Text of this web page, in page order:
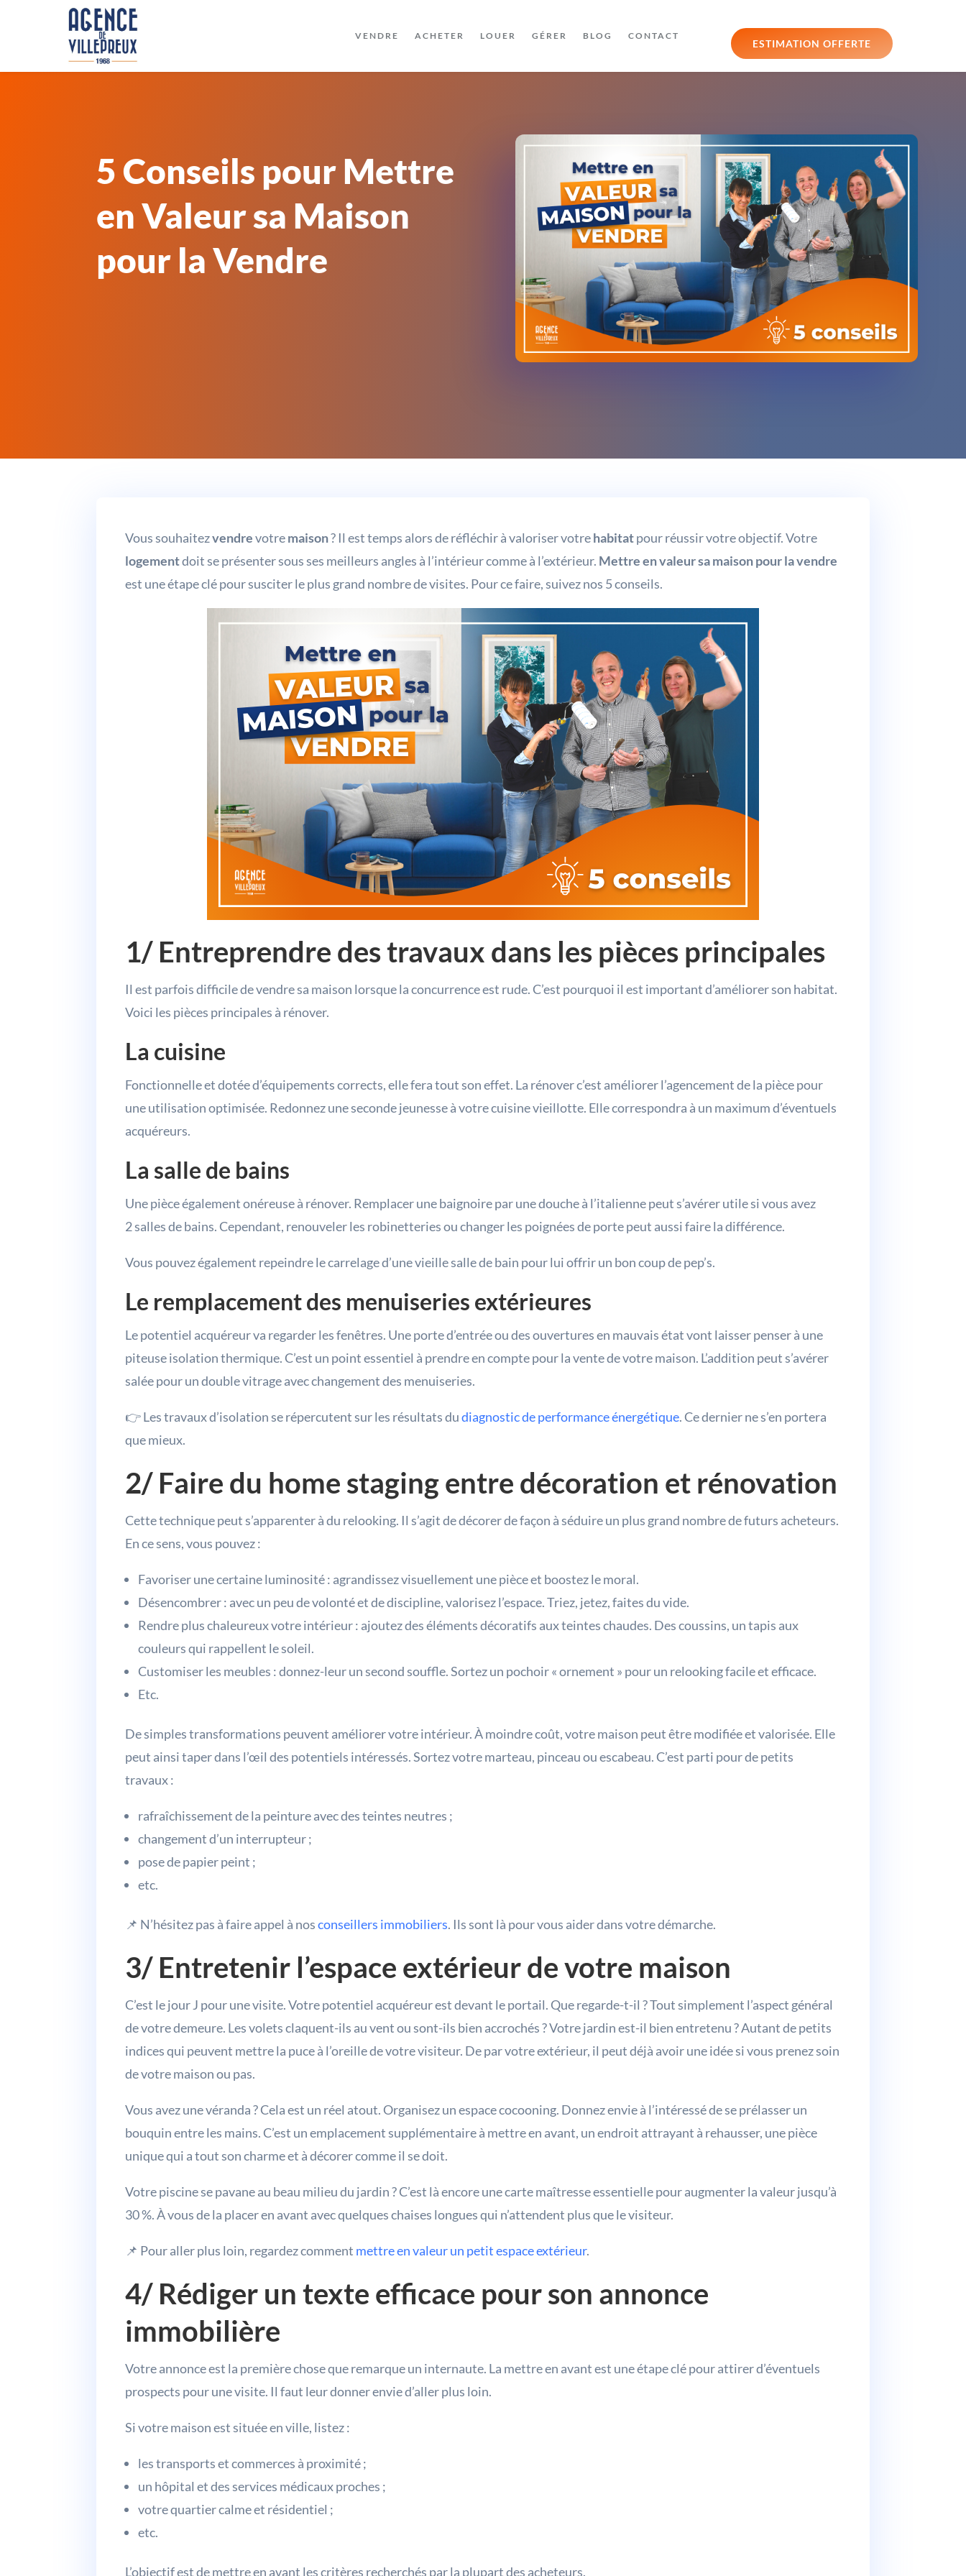
VENDRE ACHETER LOUER GÉRER BLOG CONTACT
ESTIMATION OFFERTE
5 Conseils pour Mettre
en Valeur sa Maison
pour la Vendre
Vous souhaitezvendrevotremaison? Il est temps alors de réfléchir à valoriser votrehabitatpour réussir votre objectif. Votre
logementdoit se présenter sous ses meilleurs angles à l’intérieur comme à l’extérieur. Mettre en valeur sa maison pour la vendre
est une étape clé pour susciter le plus grand nombre de visites. Pour ce faire, suivez nos 5 conseils.
1/ Entreprendre des travaux dans les pièces principales
Il est parfois difficile de vendre sa maison lorsque la concurrence est rude. C’est pourquoi il est important d’améliorer son habitat.
Voici les pièces principales à rénover.
La cuisine
Fonctionnelle et dotée d’équipements corrects, elle fera tout son effet. La rénover c’est améliorer l’agencement de la pièce pour
une utilisation optimisée. Redonnez une seconde jeunesse à votre cuisine vieillotte. Elle correspondra à un maximum d’éventuels
acquéreurs.
La salle de bains
Une pièce également onéreuse à rénover. Remplacer une baignoire par une douche à l’italienne peut s’avérer utile si vous avez
2 salles de bains. Cependant, renouveler les robinetteries ou changer les poignées de porte peut aussi faire la différence.
Vous pouvez également repeindre le carrelage d’une vieille salle de bain pour lui offrir un bon coup de pep’s.
Le remplacement des menuiseries extérieures
Le potentiel acquéreur va regarder les fenêtres. Une porte d’entrée ou des ouvertures en mauvais état vont laisser penser à une
piteuse isolation thermique. C’est un point essentiel à prendre en compte pour la vente de votre maison. L’addition peut s’avérer
salée pour un double vitrage avec changement des menuiseries.
👉 Les travaux d’isolation se répercutent sur les résultats dudiagnostic de performance énergétique. Ce dernier ne s’en portera
que mieux.
2/ Faire du home staging entre décoration et rénovation
Cette technique peut s’apparenter à du relooking. Il s’agit de décorer de façon à séduire un plus grand nombre de futurs acheteurs.
En ce sens, vous pouvez :
Favoriser une certaine luminosité : agrandissez visuellement une pièce et boostez le moral.
Désencombrer : avec un peu de volonté et de discipline, valorisez l’espace. Triez, jetez, faites du vide.
Rendre plus chaleureux votre intérieur : ajoutez des éléments décoratifs aux teintes chaudes. Des coussins, un tapis aux
couleurs qui rappellent le soleil.
Customiser les meubles : donnez-leur un second souffle. Sortez un pochoir « ornement » pour un relooking facile et efficace.
Etc.
De simples transformations peuvent améliorer votre intérieur. À moindre coût, votre maison peut être modifiée et valorisée. Elle
peut ainsi taper dans l’œil des potentiels intéressés. Sortez votre marteau, pinceau ou escabeau. C’est parti pour de petits
travaux :
rafraîchissement de la peinture avec des teintes neutres ;
changement d’un interrupteur ;
pose de papier peint ;
etc.
📌 N’hésitez pas à faire appel à nosconseillers immobiliers. Ils sont là pour vous aider dans votre démarche.
3/ Entretenir l’espace extérieur de votre maison
C’est le jour J pour une visite. Votre potentiel acquéreur est devant le portail. Que regarde-t-il ? Tout simplement l’aspect général
de votre demeure. Les volets claquent-ils au vent ou sont-ils bien accrochés ? Votre jardin est-il bien entretenu ? Autant de petits
indices qui peuvent mettre la puce à l’oreille de votre visiteur. De par votre extérieur, il peut déjà avoir une idée si vous prenez soin
de votre maison ou pas.
Vous avez une véranda ? Cela est un réel atout. Organisez un espace cocooning. Donnez envie à l’intéressé de se prélasser un
bouquin entre les mains. C’est un emplacement supplémentaire à mettre en avant, un endroit attrayant à rehausser, une pièce
unique qui a tout son charme et à décorer comme il se doit.
Votre piscine se pavane au beau milieu du jardin ? C’est là encore une carte maîtresse essentielle pour augmenter la valeur jusqu’à
30 %. À vous de la placer en avant avec quelques chaises longues qui n’attendent plus que le visiteur.
📌 Pour aller plus loin, regardez comment mettre en valeur un petit espace extérieur.
4/ Rédiger un texte efficace pour son annonce
immobilière
Votre annonce est la première chose que remarque un internaute. La mettre en avant est une étape clé pour attirer d’éventuels
prospects pour une visite. Il faut leur donner envie d’aller plus loin.
Si votre maison est située en ville, listez :
les transports et commerces à proximité ;
un hôpital et des services médicaux proches ;
votre quartier calme et résidentiel ;
etc.
L’objectif est de mettre en avant les critères recherchés par la plupart des acheteurs.